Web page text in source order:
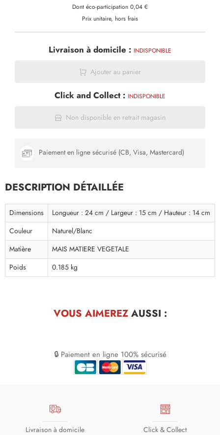
Dont éco-participation 0,04 €
Prix unitaire, hors frais
Livraison à domicile : INDISPONIBLE
Ajouter au panier
Click and Collect : INDISPONIBLE
Non disponible en retrait magasin
Paiement en ligne sécurisé (CB, Visa, Mastercard)
DESCRIPTION DÉTAILLÉE
Dimensions
Longueur : 24 cm / Largeur : 15 cm / Hauteur : 14 cm
Couleur
Naturel/Blanc
Matière
MAIS MATIERE VEGETALE
Poids
0.185 kg
VOUS AIMEREZAUSSI :
🔒 Paiement en ligne 100% sécurisé
Livraison à domicile Click & Collect